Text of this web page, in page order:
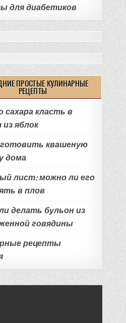
для диабетиков
ПРОСТЫЕ КУЛИНАРНЫЕ
РЕЦЕПТЫ
сахара класть в
яблок
квашеную
дома
лист: можно ли его
в плов
делать бульон из
говядины
рецепты